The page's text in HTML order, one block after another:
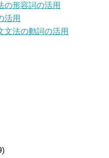
の形容詞の活用
活用
文法の動詞の活用